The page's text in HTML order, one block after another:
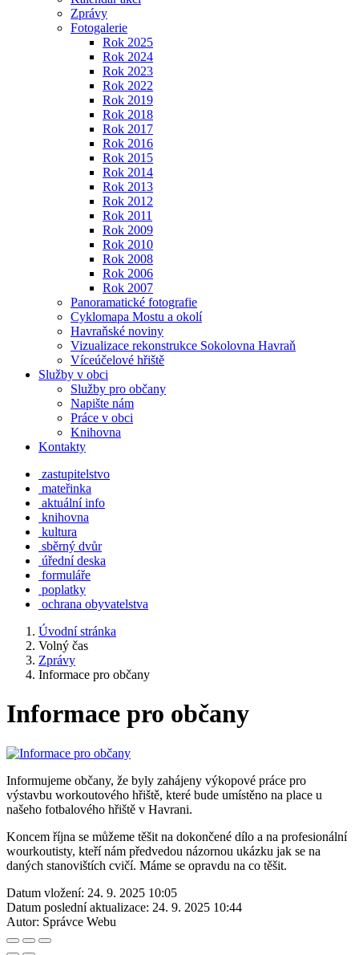
Zprávy
Fotogalerie
Rok 2025
Rok 2024
Rok 2023
Rok 2022
Rok 2019
Rok 2018
Rok 2017
Rok 2016
Rok 2015
Rok 2014
Rok 2013
Rok 2012
Rok 2011
Rok 2009
Rok 2010
Rok 2008
Rok 2006
Rok 2007
Panoramatické fotografie
Cyklomapa Mostu a okolí
Havraňské noviny
Vizualizace rekonstrukce Sokolovna Havraň
Víceúčelové hřiště
Služby v obci
Služby pro občany
Napište nám
Práce v obci
Knihovna
Kontakty
zastupitelstvo
mateřinka
aktuální info
knihovna
kultura
sběrný dvůr
úřední deska
formuláře
poplatky
ochrana obyvatelstva
Úvodní stránka
Volný čas
Zprávy
Informace pro občany
Informace pro občany
Informujeme občany, že byly zahájeny výkopové práce pro
výstavbu workoutového hřiště, které bude umístěno na place u
našeho fotbalového hřiště v Havrani.
Koncem října se můžeme těšit na dokončené dílo a na profesionální
wourkoutisty, kteří nám předvedou názornou ukázku jak se na
daných stanovištích cvičí. Máme se opravdu na co těšit.
Datum vložení: 24. 9. 2025 10:05
Datum poslední aktualizace: 24. 9. 2025 10:44
Autor: Správce Webu